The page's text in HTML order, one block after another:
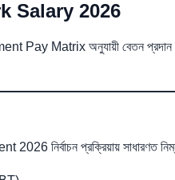
Salary 2026
Pay Matrix অনুযায়ী বেতন
নির্বাচন প্রক্রিয়ায় সাধারণত